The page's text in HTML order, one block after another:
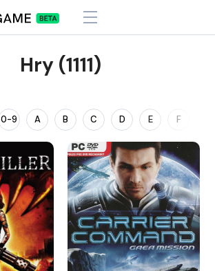
Hry (1111)
0-9 A B C D E F